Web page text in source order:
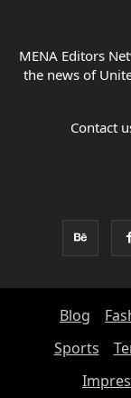
MENA Editors
the news of
Contact
Blog
Sports